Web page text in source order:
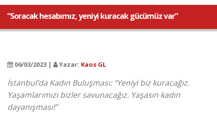
“Soracak hesabımız, yeniyi kuracak gücümüz var”
06/03/2023 | Yazar: Kaos GL
İstanbul’da Kadın Buluşması: “Yeniyi biz kuracağız.
Yaşamlarımızı bizler savunacağız. Yaşasın kadın
dayanışması!”